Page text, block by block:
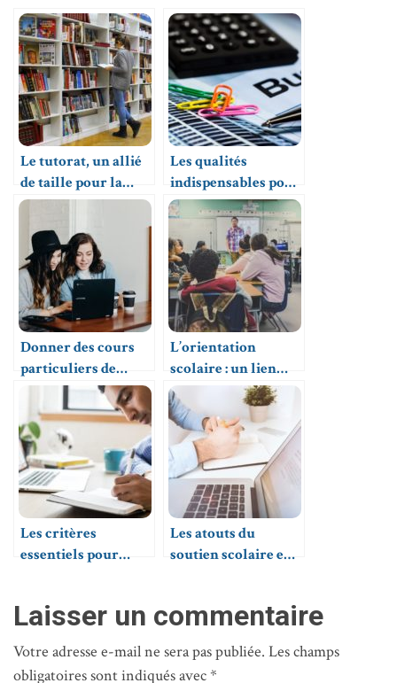
Le tutorat, un allié
de taille pour la
réussite scolaire
Les qualités
indispensables pour
devenir professeur
particulier à
domicile
Donner des cours
particuliers de
langue : pourquoi se
lancer ?
L’orientation
scolaire : un lien
vers la réussite
éducative
Les critères
essentiels pour
Les atouts du
soutien scolaire en
Laisser un commentaire
Votre adresse e-mail ne sera pas publiée. Les champs
obligatoires sont indiqués avec*